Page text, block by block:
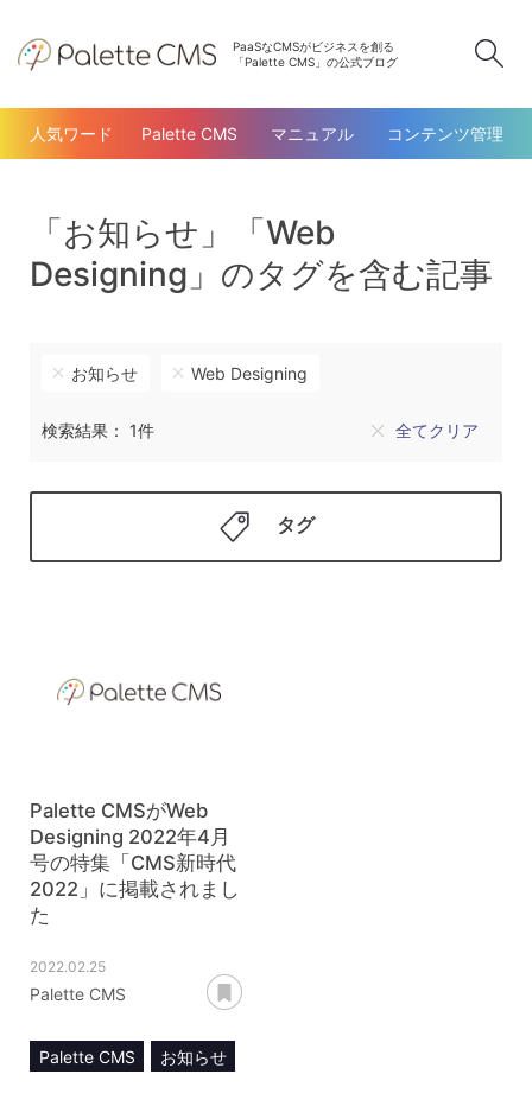
PaaSなCMSがビジネスを創る
「Palette CMS」の公式ブログ
人気ワード Palette CMS マニュアル コンテンツ管理
「お知らせ」「Web
Designing」のタグを含む記事
お知らせ Web Designing
検索結果： 1件 全てクリア
タグ
Palette CMSがWeb
Designing 2022年4月
号の特集「CMS新時代
2022」に掲載されまし
た
2022.02.25
Palette CMS
Palette CMS
お知らせ